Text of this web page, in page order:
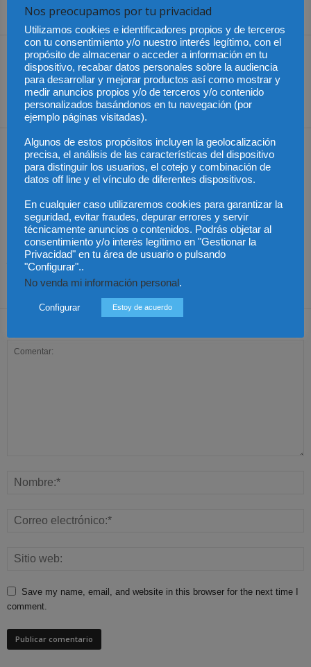
Share
Artículo anterior
Facua pide a la DGT
eliminar el 902 para la
reclamación de multas
Artículo siguiente
Chile – Senado alerta por
mutación del Hanta Virus
Artículos relacionados Más del autor
Colombia – Proteger la
vida desde la
fecundación
Colombia – Abelardo de
la Espirella asumirá en
Colombia – Judicatura y
acceso al título de
Save my name, email, and website in this browser for the next time I
comment.
Nos preocupamos por tu privacidad
Utilizamos cookies e identificadores propios y de terceros
con tu consentimiento y/o nuestro interés legítimo, con el
propósito de almacenar o acceder a información en tu
dispositivo, recabar datos personales sobre la audiencia
para desarrollar y mejorar productos así como mostrar y
medir anuncios propios y/o de terceros y/o contenido
personalizados basándonos en tu navegación (por
ejemplo páginas visitadas).
Algunos de estos propósitos incluyen la geolocalización
precisa, el análisis de las características del dispositivo
para distinguir los usuarios, el cotejo y combinación de
datos off line y el vínculo de diferentes dispositivos.
En cualquier caso utilizaremos cookies para garantizar la
seguridad, evitar fraudes, depurar errores y servir
técnicamente anuncios o contenidos. Podrás objetar al
consentimiento y/o interés legítimo en "Gestionar la
Privacidad" en tu área de usuario o pulsando
"Configurar"..
No venda mi información personal .
Configurar Estoy de acuerdo